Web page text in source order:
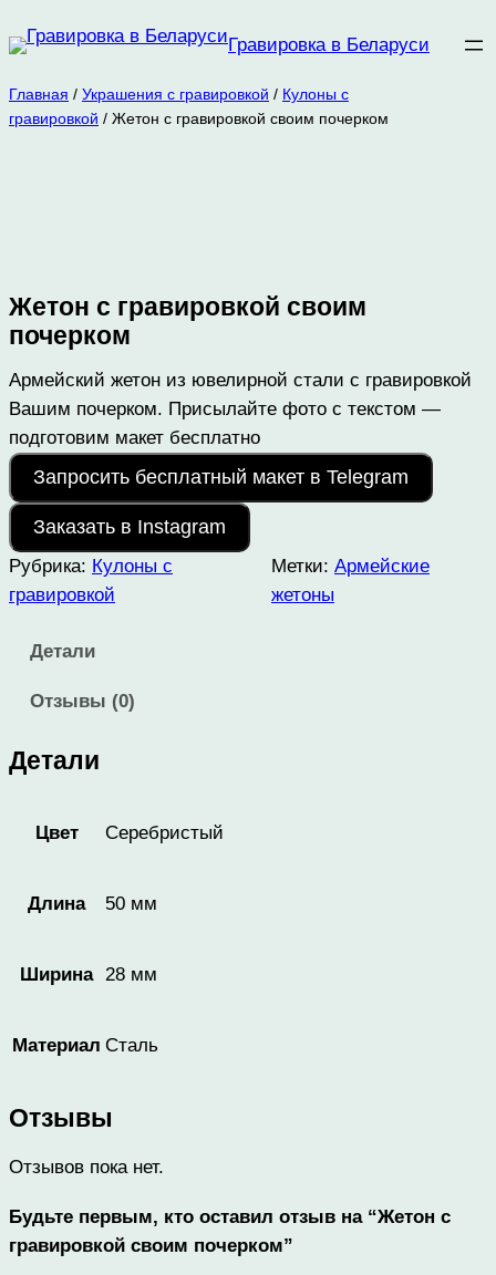
к
Гравировка в Беларуси
Главная / Украшения с гравировкой / Кулоны с
гравировкой / Жетон с гравировкой своим почерком
Жетон с гравировкой своим
почерком
Армейский жетон из ювелирной стали с гравировкой
Вашим почерком. Присылайте фото с текстом —
подготовим макет бесплатно
Запросить бесплатный макет в Telegram
Заказать в Instagram
Рубрика: Кулоны с
гравировкой
Метки: Армейские
жетоны
Детали
Отзывы (0)
Детали
Цвет Серебристый
Длина 50 мм
Ширина 28 мм
Материал Сталь
Отзывы
Отзывов пока нет.
Будьте первым, кто оставил отзыв на “Жетон с
гравировкой своим почерком”